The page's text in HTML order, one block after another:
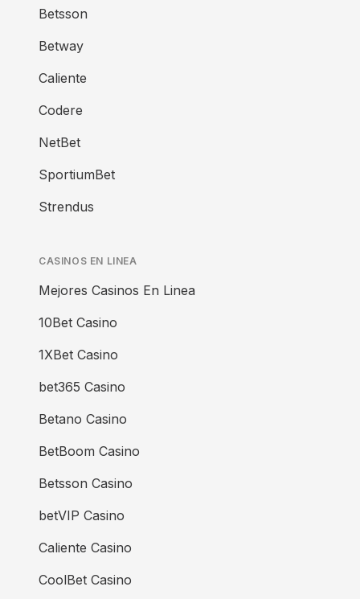
Betsson
Betway
Caliente
Codere
NetBet
SportiumBet
Strendus
CASINOS EN LINEA
Mejores Casinos En Linea
10Bet Casino
1XBet Casino
bet365 Casino
Betano Casino
BetBoom Casino
Betsson Casino
betVIP Casino
Caliente Casino
CoolBet Casino